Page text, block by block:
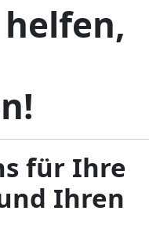
für Ihre
Ihren